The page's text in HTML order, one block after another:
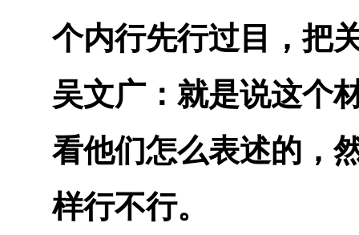
个内行先行过目，把
吴文广： 就是说这个
看他们怎么表述的，
样行不行。